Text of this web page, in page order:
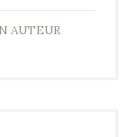
AUTEUR